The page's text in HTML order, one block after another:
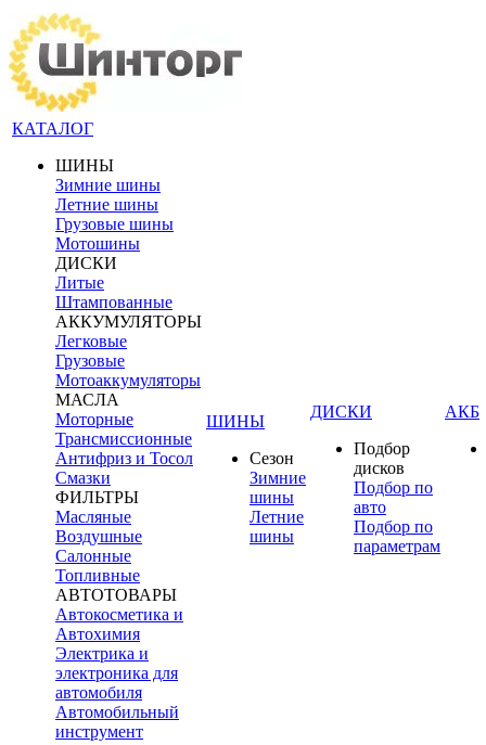
КАТАЛОГ
ШИНЫ
Зимние шины
Летние шины
Грузовые шины
Мотошины
ДИСКИ
Литые
Штампованные
АККУМУЛЯТОРЫ
Легковые
Грузовые
Мотоаккумуляторы
МАСЛА
Моторные
Трансмиссионные
Антифриз и Тосол
Смазки
ФИЛЬТРЫ
Масляные
Воздушные
Салонные
Топливные
АВТОТОВАРЫ
Автокосметика и
Автохимия
Электрика и
электроника для
автомобиля
Автомобильный
инструмент
ШИНЫ
Сезон
Зимние
шины
Летние
шины
ДИСКИ
Подбор
дисков
Подбор по
авто
Подбор по
параметрам
АКБ